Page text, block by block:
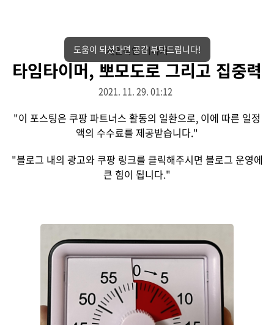
개인적인 이야기
타임타이머, 뽀모도로 그리고 집중력
2021. 11. 29. 01:12
"이 포스팅은 쿠팡 파트너스 활동의 일환으로, 이에 따른 일정
액의 수수료를 제공받습니다."
"블로그 내의 광고와 쿠팡 링크를 클릭해주시면 블로그 운영에
큰 힘이 됩니다."
도움이 되셨다면 공감 부탁드립니다!